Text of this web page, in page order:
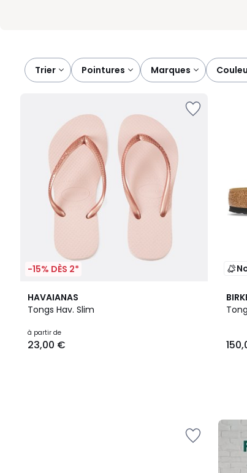
Trier
pointures marques
-15% DÈS 2*
HAVAIANAS
Tongs Hav. Slim
Prix
à
à partir de
23,00 €
FINAL